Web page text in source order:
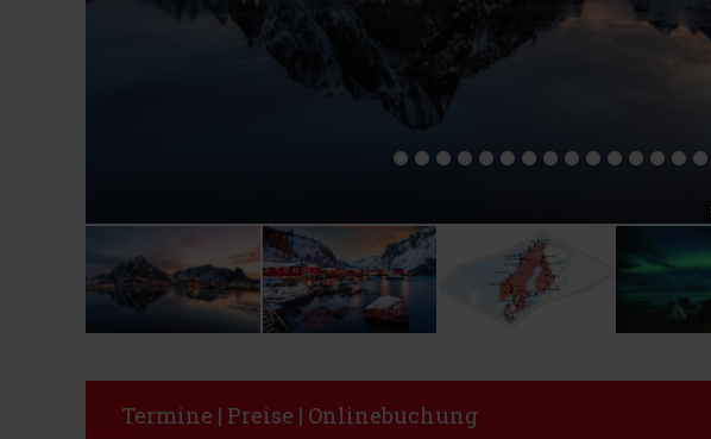
Termine | Preise | Onlinebuchung